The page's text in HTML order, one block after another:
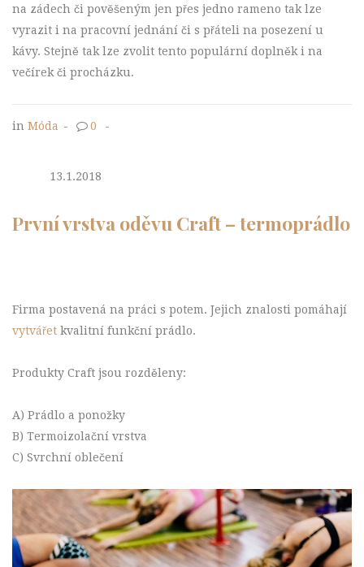
na zádech či pověšeným jen přes jedno rameno tak lze
vyrazit i na pracovní jednání či s přáteli na posezení u
kávy. Stejně tak lze zvolit tento populární doplněk i na
večírek či procházku.
in Móda - 0 -
13.1.2018
První vrstva oděvu Craft – termoprádlo
Firma postavená na práci s potem. Jejich znalosti pomáhají
vytvářet kvalitní funkční prádlo.
Produkty Craft jsou rozděleny:
A) Prádlo a ponožky
B) Termoizolační vrstva
C) Svrchní oblečení